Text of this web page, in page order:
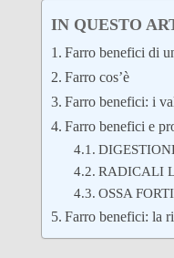
IN QUESTO
Farro benefici di
Farro cos’è
Farro benefici: i
Farro benefici e
RADICALI
OSSA FORTI
Farro benefici: la